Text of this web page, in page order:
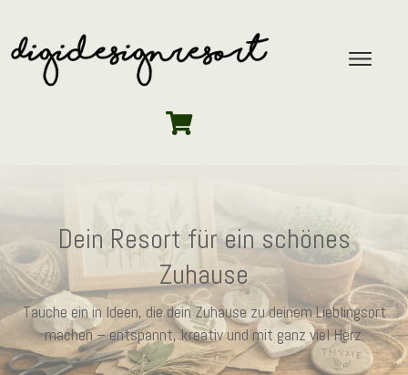
Dein Resort für ein schönes
Zuhause
Tauche ein in Ideen, die dein Zuhause zu deinem Lieblingsort
machen – entspannt, kreativ und mit ganz viel Herz.